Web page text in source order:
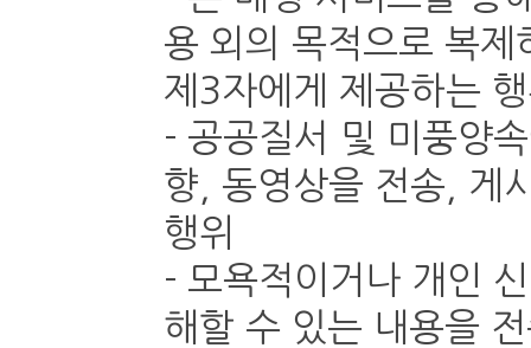
용 외의 목적으로 복
제3자에게 제공하는
- 공공질서 및 미풍양
향, 동영상을 전송, 게
행위
- 모욕적이거나 개인
해할 수 있는 내용을